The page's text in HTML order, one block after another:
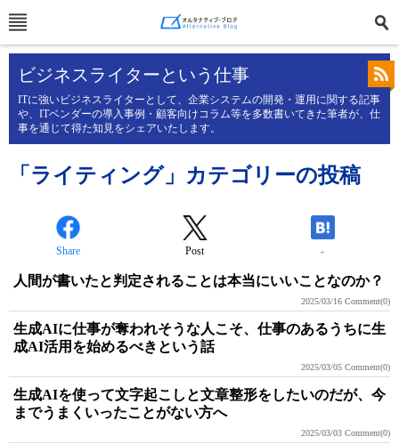
ビジネスライターという仕事
ITに強いビジネスライターとして、企業システムの開発・運用に関する記事
や、ITベンダーの導入事例・顧客向けコラム等を多数書いてきた筆者が、仕
事を通じて得た知見をシェアいたします。
「ライティング」カテゴリーの投稿
Share Post -
人間が書いたと判定されることは本当にいいことなのか？
2025/03/16 Comment(0)
生成AIに仕事が奪われそうな人こそ、仕事のあるうちに生
成AI活用を始めるべきという話
2025/03/05 Comment(0)
生成AIを使って文字起こしと文章整形をしたいのだが、今
までうまくいったことがない方へ
2025/03/03 Comment(0)